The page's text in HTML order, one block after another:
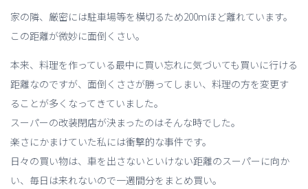
家の隣、厳密には駐車場等を横切るため200mほど離れています。
この距離が微妙に面倒くさい。
本来、料理を作っている最中に買い忘れに気づいても買いに行ける
距離なのですが、面倒くささが勝ってしまい、料理の方を変更す
ることが多くなってきていました。
スーパーの改装閉店が決まったのはそんな時でした。
楽さにかまけていた私には衝撃的な事件です。
日々の買い物は、車を出さないといけない距離のスーパーに向か
い、毎日は来れないので一週間分をまとめ買い。